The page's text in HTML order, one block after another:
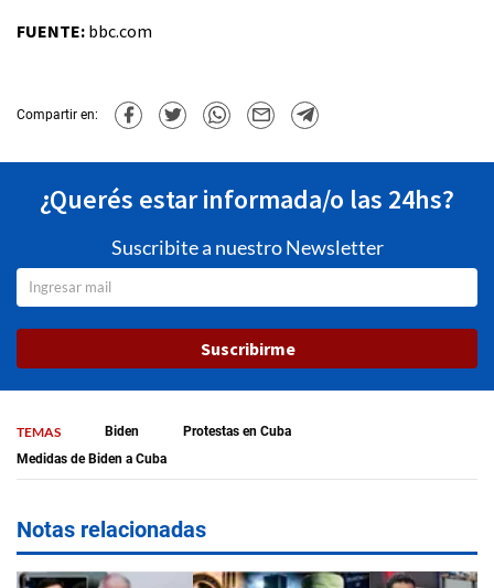
FUENTE: bbc.com
Compartir en:
¿Querés estar informada/o las 24hs?
Suscribite a nuestro Newsletter
Suscribirme
TEMAS Biden
Protestas en Cuba
Medidas de Biden a Cuba
Notas relacionadas